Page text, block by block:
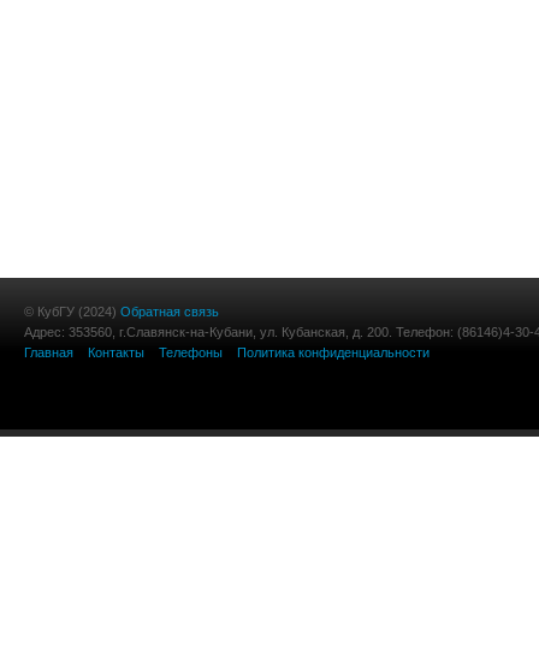
© КубГУ (2024) Обратная связь
Адрес: 353560, г.Славянск-на-Кубани, ул. Кубанская, д. 200. Телефон: (86146)4-30-
Главная
Контакты Телефоны Политика конфиденциальности